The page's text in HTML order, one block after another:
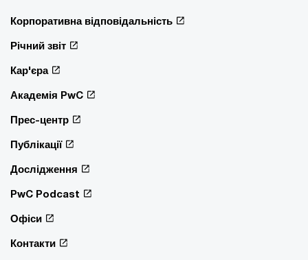
Корпоративна відповідальність
Річний звіт
Кар'єра
Академія PwC
Прес-центр
Публікації
Дослідження
PwC Podcast
Офіси
Контакти